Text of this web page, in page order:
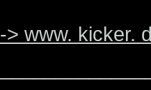
-> www. kicker.